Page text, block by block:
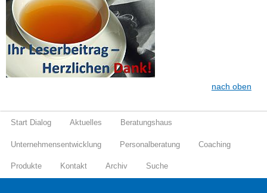
nach oben
Start Dialog Aktuelles Beratungshaus
Unternehmensentwicklung Personalberatung Coaching
Produkte Kontakt Archiv Suche